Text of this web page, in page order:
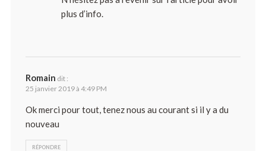
plus d’info.
Romain dit :
25 janvier 2019 à 4:49 PM
Ok merci pour tout, tenez nous au courant si il y a du
nouveau
RÉPONDRE